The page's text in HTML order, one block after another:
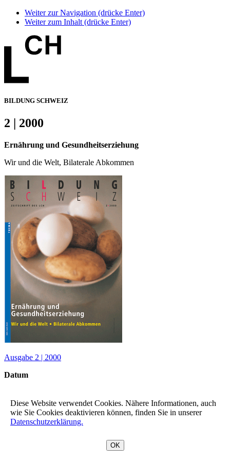
Weiter zur Navigation (drücke Enter)
Weiter zum Inhalt (drücke Enter)
BILDUNG SCHWEIZ
2 | 2000
Ernährung und Gesundheitserziehung
Wir und die Welt, Bilaterale Abkommen
Ausgabe 2 | 2000
Datum
Publikation
BILDUNG SCHWEIZ
Diese Website verwendet Cookies. Nähere Informationen, auch
wie Sie Cookies deaktivieren können, finden Sie in unserer
Datenschutzerklärung.
OK